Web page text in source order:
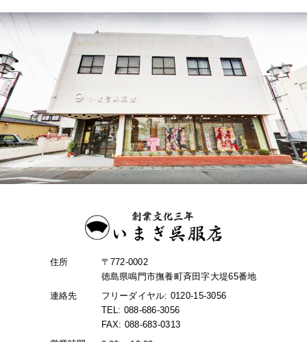
住所
〒772-0002
徳島県鳴門市撫養町斉田字大堤65番地
連絡先
フリーダイヤル: 0120-15-3056
TEL: 088-686-3056
FAX: 088-683-0313